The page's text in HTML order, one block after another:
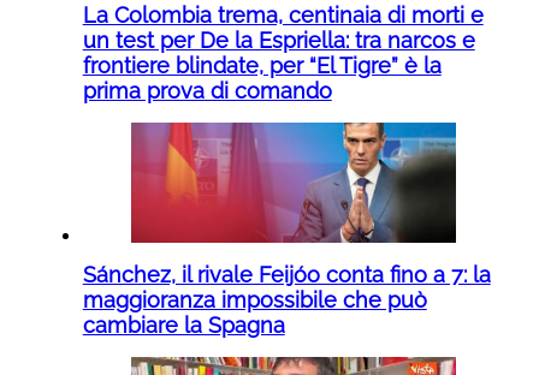
La Colombia trema, centinaia di morti e
un test per De la Espriella: tra narcos e
frontiere blindate, per “El Tigre” è la
prima prova di comando
Sánchez, il rivale Feijóo conta fino a 7: la
maggioranza impossibile che può
cambiare la Spagna